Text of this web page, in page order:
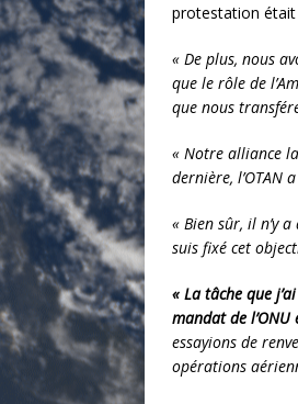
protestation était
« De plus, nous
que le rôle de
que nous
« Notre alliance
dernière, l’OTAN
« Bien sûr, il n’y
suis fixé cet
« La tâche que
mandat de
essayions de
opérations